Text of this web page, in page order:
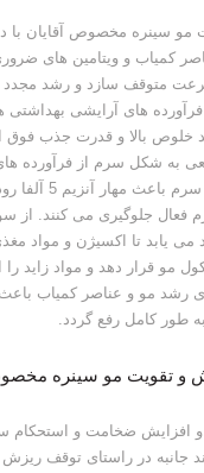
سینره مخصوص آقایان با
کمیاب و ویتامین های
متوقف سازد و رشد مجدد
های آرایشی بهداشتی
خلوص بالا و قدرت جذب فوق
به شکل سرم از فرآورده
مواد مؤثر موجود
فعال جلوگیری می کنند. از
می یابد تا اکسیژن و مواد
مو قرار دهد و مواد زاید
رشد مو و عناصر کمیاب
طور کامل رفع گردد.
و تقویت مو سینره
افزایش ضخامت و استحکام
جانبه در راستای توقف